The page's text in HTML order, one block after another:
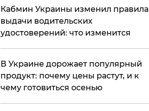
Кабмин Украины изменил правила
выдачи водительских
удостоверений: что изменится
В Украине дорожает популярный
продукт: почему цены растут, и к
чему готовиться осенью